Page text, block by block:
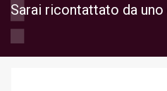
Sarai ricontattato da